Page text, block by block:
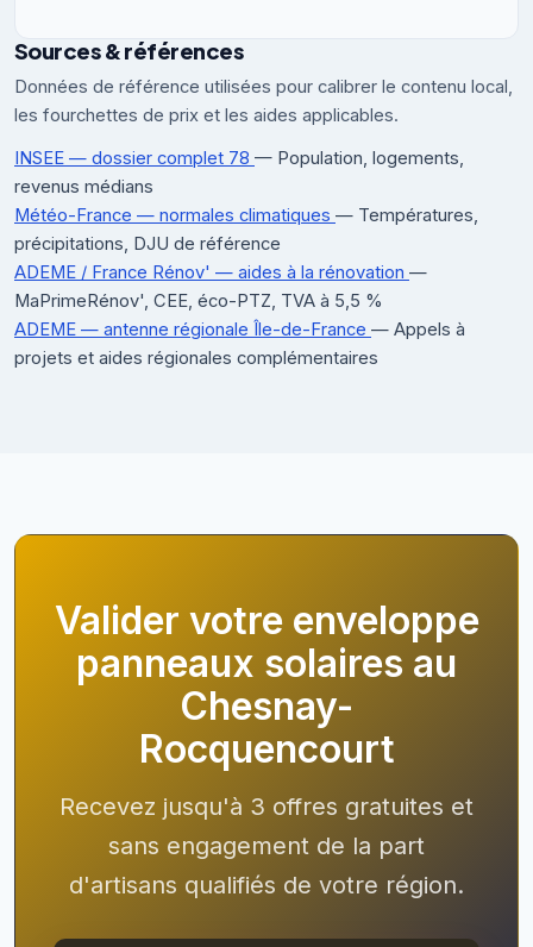
Sources & références
Données de référence utilisées pour calibrer le contenu local,
les fourchettes de prix et les aides applicables.
INSEE — dossier complet 78 — Population, logements,
revenus médians
Météo-France — normales climatiques — Températures,
précipitations, DJU de référence
ADEME / France Rénov' — aides à la rénovation —
MaPrimeRénov', CEE, éco-PTZ, TVA à 5,5 %
ADEME — antenne régionale Île-de-France — Appels à
projets et aides régionales complémentaires
Valider votre enveloppe
panneaux solaires au
Chesnay-
Rocquencourt
Recevez jusqu'à 3 offres gratuites et
sans engagement de la part
d'artisans qualifiés de votre région.